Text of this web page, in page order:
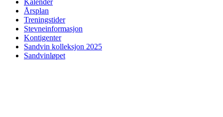
Årsplan
Treningstider
Stevneinformasjon
Kontigenter
Sandvin kolleksjon 2025
Sandvinløpet